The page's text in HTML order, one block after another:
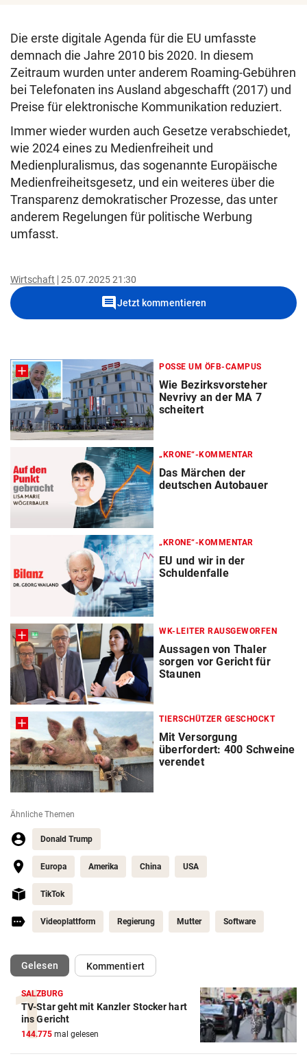
Die erste digitale Agenda für die EU umfasste
demnach die Jahre 2010 bis 2020. In diesem
Zeitraum wurden unter anderem Roaming-Gebühren
bei Telefonaten ins Ausland abgeschafft (2017) und
Preise für elektronische Kommunikation reduziert.
Immer wieder wurden auch Gesetze verabschiedet,
wie 2024 eines zu Medienfreiheit und
Medienpluralismus, das sogenannte Europäische
Medienfreiheitsgesetz, und ein weiteres über die
Transparenz demokratischer Prozesse, das unter
anderem Regelungen für politische Werbung
umfasst.
Wirtschaft 25.07.2025 21:30
commentJetzt kommentieren
POSSE UM ÖFB-CAMPUS
Wie Bezirksvorsteher
Nevrivy an der MA 7
scheitert
„KRONE“-KOMMENTAR
Das Märchen der
deutschen Autobauer
„KRONE“-KOMMENTAR
EU und wir in der
Schuldenfalle
WK-LEITER RAUSGEWORFEN
Aussagen von Thaler
sorgen vor Gericht für
Staunen
TIERSCHÜTZER GESCHOCKT
Mit Versorgung
überfordert: 400 Schweine
verendet
Ähnliche Themen
Donald Trump
Europa Amerika China USA
TikTok
Videoplattform Regierung Mutter Software
Gelesen(ausgewählt)Kommentiert
SALZBURG
TV-Star geht mit Kanzler Stocker hart
ins Gericht
144.775 mal gelesen